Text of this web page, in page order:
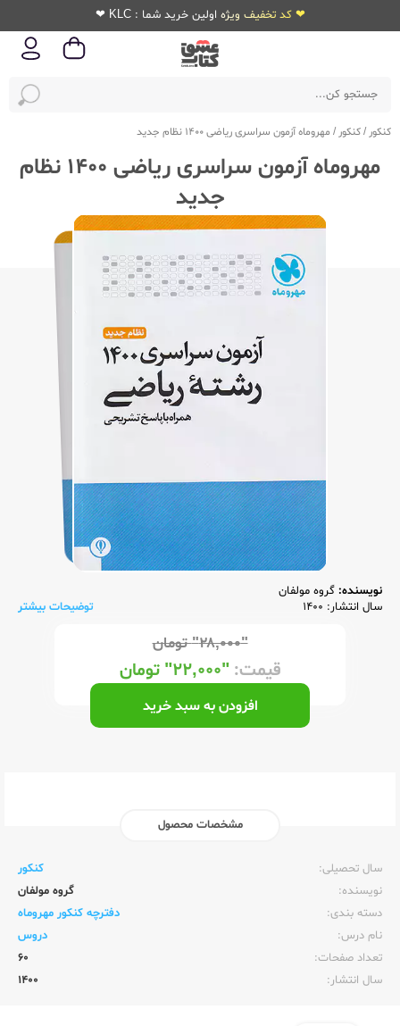
❤ کد تخفیف ویژه اولین خرید شما : KLC ❤
کنکور /کنکور / مهروماه آزمون سراسری ریاضی 1400 نظام جدید
مهروماه آزمون سراسری ریاضی 1400 نظام
جدید
نویسنده: گروه مولفان
سال انتشار: 1400
توضیحات بیشتر
"۲۸,۰۰۰" تومان
قیمت:"۲۲,۰۰۰" تومان
افزودن به سبد خرید
مشخصات محصول
سال تحصیلی:‌
کنکور
نویسنده:‌
گروه مولفان
دسته بندی:
دفترچه کنکور مهروماه
نام درس:
دروس
تعداد صفحات:‌
60
سال انتشار:‌
1400